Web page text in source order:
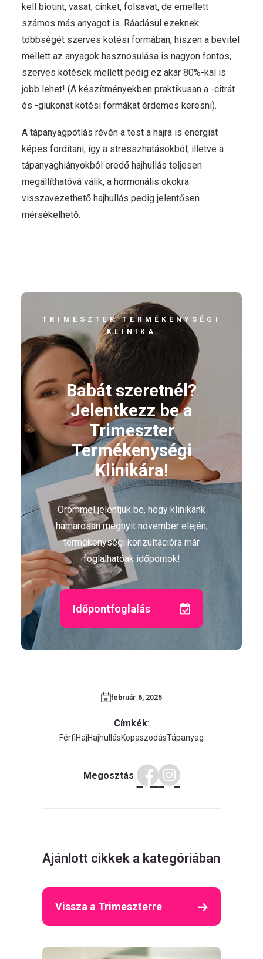
kell biotint, vasat, cinket, folsavat, de emellett
számos más anyagot is. Ráadásul ezeknek
többségét szerves kötési formában, hiszen a bevitel
mellett az anyagok hasznosulása is nagyon fontos,
szerves kötések mellett pedig ez akár 80%-kal is
jobb lehet! (A készítményekben praktikusan a -citrát
és -glükonát kötési formákat érdemes keresni).
A tápanyagpótlás révén a test a hajra is energiát
képes fordítani, így a stresszhatásokból, illetve a
tápanyaghiányokból eredő hajhullás teljesen
megállíthatóvá válik, a hormonális okokra
visszavezethető hajhullás pedig jelentősen
mérsékelhető.
TRIMESZTER TERMÉKENYSÉGI
KLINIKA
Babát szeretnél?
Jelentkezz be a
Trimeszter
Termékenységi
Klinikára!
Örömmel jelentjük be, hogy klinikánk
hamarosan megnyit november elején,
termékenységi konzultációra már
foglalhatóak időpontok!
Időpontfoglalás
február 6, 2025
Címkék:
FérfiHajHajhullásKopaszodásTápanyag
Megosztás
Ajánlott cikkek a kategóriában
Vissza a Trimeszterre